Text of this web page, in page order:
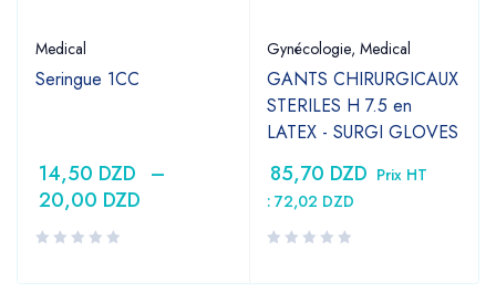
Medical
Seringue 1CC
14,50 DZD –
20,00 DZD
Gynécologie, Medical
GANTS CHIRURGICAUX
STERILES H 7.5 en
LATEX - SURGI GLOVES
85,70 DZD Prix HT
: 72,02 DZD